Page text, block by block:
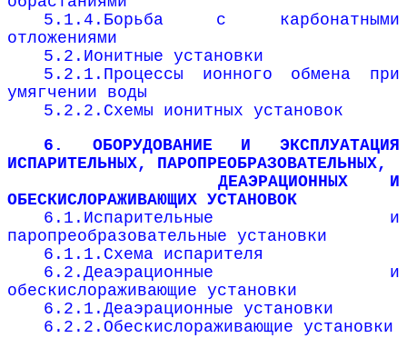
5.1.4.Борьба с карбонатными
отложениями
5.2.Ионитные установки
5.2.1.Процессы ионного обмена при
умягчении воды
5.2.2.Схемы ионитных установок
6. ОБОРУДОВАНИЕ И ЭКСПЛУАТАЦИЯ
ИСПАРИТЕЛЬНЫХ, ПАРОПРЕОБРАЗОВАТЕЛЬНЫХ,
ДЕАЭРАЦИОННЫХ И
ОБЕСКИСЛОРАЖИВАЮЩИХ УСТАНОВОК
6.1.Испарительные и
паропреобразовательные установки
6.1.1.Схема испарителя
6.2.Деаэрационные и
обескислораживающие установки
6.2.1.Деаэрационные установки
6.2.2.Обескислораживающие установки